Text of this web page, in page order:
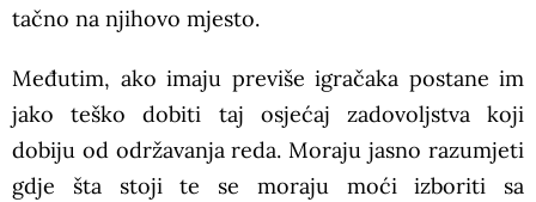
tačno na njihovo mjesto.
Međutim, ako imaju previše igračaka postane im
jako teško dobiti taj osjećaj zadovoljstva koji
dobiju od održavanja reda. Moraju jasno razumjeti
gdje šta stoji te se moraju moći izboriti sa